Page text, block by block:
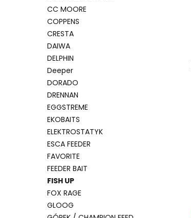
CC MOORE
COPPENS
CRESTA
DAIWA
DELPHIN
Deeper
DORADO
DRENNAN
EGGSTREME
EKOBAITS
ELEKTROSTATYK
ESCA FEEDER
FAVORITE
FEEDER BAIT
FISH UP
FOX RAGE
GLOOG